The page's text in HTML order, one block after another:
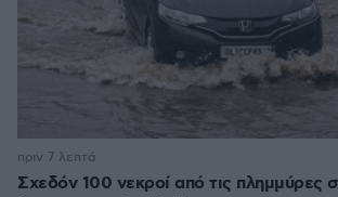
Σχεδόν 100 νεκροί από τις πλημμύρες
πριν 7 λεπτά